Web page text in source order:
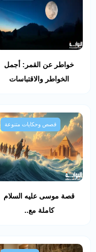
خواطر عن القمر: أجمل
الخواطر والاقتباسات
قصص وحكايات متنوعة
قصة موسى عليه السلام
كاملة مع..